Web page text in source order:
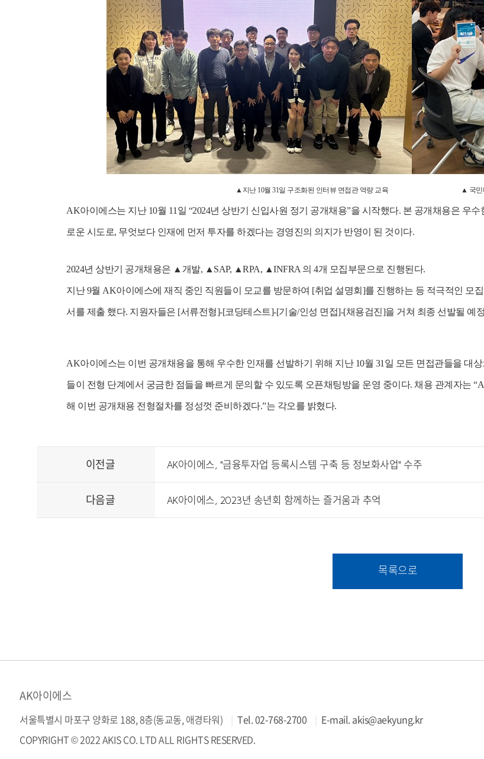
▲ 지난 10월31일 구조화된 인터뷰 면접관 역량 교육
AK아이에스는 지난10월 11 일 “2024년 상반기 신입사원 정기 공개채용”을 시작했다. 본 공개채용은 우수
로운 시도로, 무엇보다 인재에 먼저 투자를 하겠다는 경영진의 의지가 반영이 된 것이다.
2024년 상반기 공개채용은 ▲ 개발, ▲SAP, ▲RPA, ▲INFRA 의 4개 모집부문으로 진행된다.
지난9월 AK아이에스에 재직 중인 직원들이 모교를 방문하여 [취업 설명회 ]를 진행하는 등 적극적인 모
서를 제출 했다. 지원자들은 [서류전형]-[코딩테스트]-[기술/인성 면접]-[채용검진]을 거쳐 최종 선발될 예
AK아이에스는 이번 공개채용을 통해 우수한 인재를 선발하기 위해 지난10월 31 일 모든 면접관들을 대상
들이 전형 단계에서 궁금한 점들을 빠르게 문의할 수 있도록 오픈채팅방을 운영 중이다. 채용 관계자는
해 이번 공개채용 전형절차를 정성껏 준비하겠다.”는 각오를 밝혔다.
이전글 AK아이에스, "금융투자업 등록시스템 구축 등 정보화사업" 수주
다음글 AK아이에스, 2023년 송년회 함께하는 즐거움과 추억
목록으로
AK아이에스
서울특별시 마포구 양화로 188, 8층(동교동, 애경타워) Tel.02-768-2700 E-mail.akis@aekyung.kr
COPYRIGHT © 2022 AKIS CO. LTD ALL RIGHTS RESERVED.